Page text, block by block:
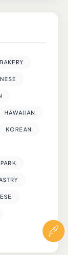
BAKERY
HAWAIIAN
KOREAN